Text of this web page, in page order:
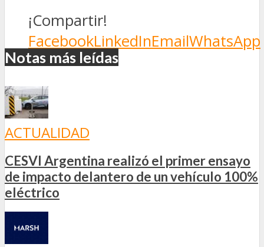
¡Compartir!
FacebookLinkedInEmailWhatsApp
Notas más leídas
ACTUALIDAD
CESVI Argentina realizó el primer ensayo
de impacto delantero de un vehículo 100%
eléctrico